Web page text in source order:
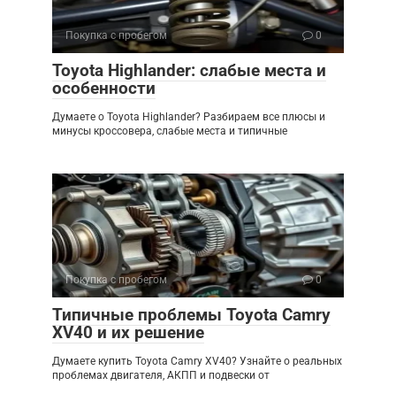
Покупка с пробегом 0
Toyota Highlander: слабые места и
особенности
Думаете о Toyota Highlander? Разбираем все плюсы и
минусы кроссовера, слабые места и типичные
Покупка с пробегом 0
Типичные проблемы Toyota Camry
XV40 и их решение
Думаете купить Toyota Camry XV40? Узнайте о реальных
проблемах двигателя, АКПП и подвески от